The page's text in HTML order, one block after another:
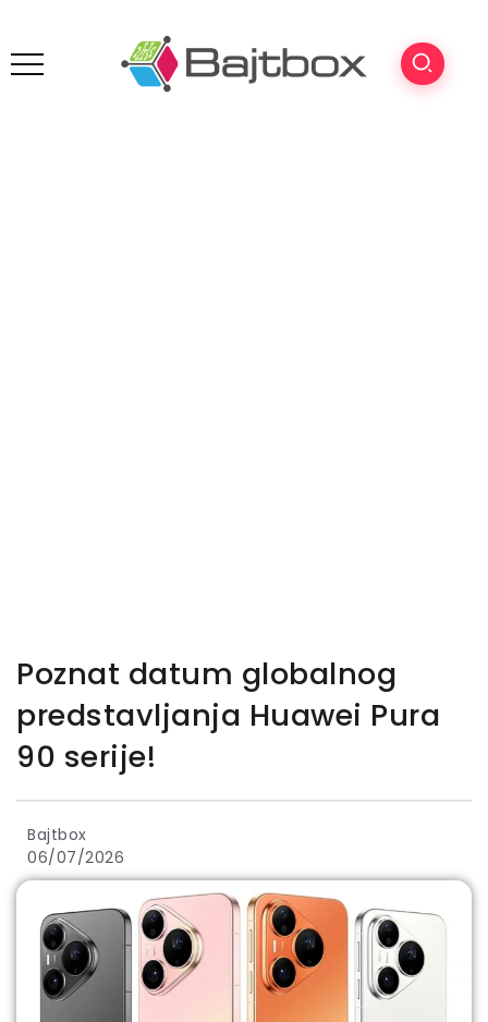
Poznat datum globalnog
predstavljanja Huawei Pura
90 serije!
Bajtbox
06/07/2026